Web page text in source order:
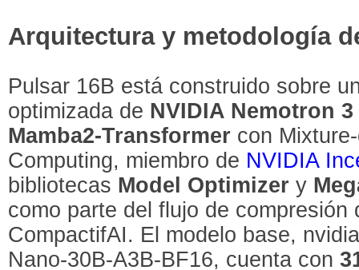
Arquitectura y metodología
Pulsar 16B está construido sobre
optimizada de NVIDIA Nemotron
Mamba2-Transformer con
Computing, miembro de NVIDIA
bibliotecas Model Optimizer y
como parte del flujo de compresión
CompactifAI. El modelo base,
Nano-30B-A3B-BF16, cuenta con